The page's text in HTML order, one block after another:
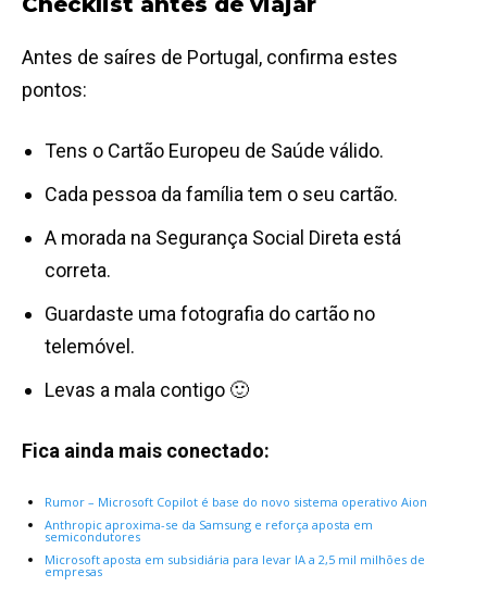
Antes de saíres de Portugal, confirma estes
pontos:
Tens o Cartão Europeu de Saúde válido.
Cada pessoa da família tem o seu cartão.
A morada na Segurança Social Direta está
correta.
Guardaste uma fotografia do cartão no
telemóvel.
Levas a mala contigo 🙂
Fica ainda mais conectado:
Rumor – Microsoft Copilot é base do novo sistema operativo Aion
Anthropic aproxima-se da Samsung e reforça aposta em
semicondutores
Microsoft aposta em subsidiária para levar IA a 2,5 mil milhões de
empresas